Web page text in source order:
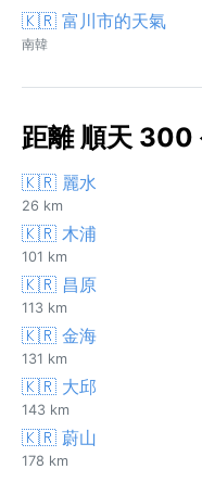
🇰🇷 富川市的天氣
南韓
距離 順天 300
🇰🇷 麗水
26 km
🇰🇷 木浦
101 km
🇰🇷 昌原
113 km
🇰🇷 金海
131 km
🇰🇷 大邱
143 km
🇰🇷 蔚山
178 km